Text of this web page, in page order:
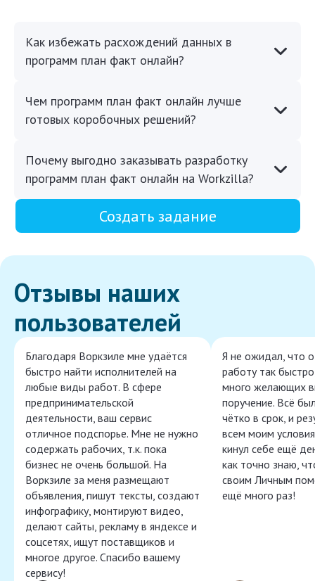
Как избежать расхождений данных в
программ план факт онлайн?
Чем программ план факт онлайн лучше
готовых коробочных решений?
Почему выгодно заказывать разработку
программ план факт онлайн на Workzilla?
Создать задание
Отзывы наших
пользователей
Благодаря Воркзиле мне удаётся
быстро найти исполнителей на
любые виды работ. В сфере
предпринимательской
деятельности, ваш сервис
отличное подспорье. Мне не нужно
содержать рабочих, т.к. пока
бизнес не очень большой. На
Воркзиле за меня размещают
объявления, пишут тексты, создают
инфографику, монтируют видео,
делают сайты, рекламу в яндексе и
соцсетях, ищут поставщиков и
многое другое. Спасибо вашему
сервису!
Я не ожидал, что
работу так
много желающих
поручение. Всё
чётко в срок, и
всем моим
кинул себе ещё
как точно знаю,
своим Личным
ещё много раз!